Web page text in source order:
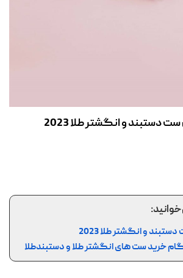
دستبند و انگشتر طلا 2023
و انگشتر طلا 2023
خرید ست های انگشتر طلا و دستبندطلا